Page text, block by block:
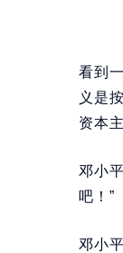
看到
义是
资本
邓小
吧！”
邓小